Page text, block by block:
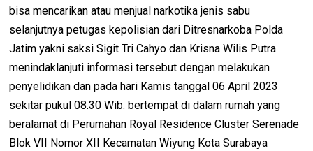
bisa mencarikan atau menjual narkotika jenis sabu
selanjutnya petugas kepolisian dari Ditresnarkoba Polda
Jatim yakni saksi Sigit Tri Cahyo dan Krisna Wilis Putra
menindaklanjuti informasi tersebut dengan melakukan
penyelidikan dan pada hari Kamis tanggal 06 April 2023
sekitar pukul 08.30 Wib. bertempat di dalam rumah yang
beralamat di Perumahan Royal Residence Cluster Serenade
Blok VII Nomor XII Kecamatan Wiyung Kota Surabaya